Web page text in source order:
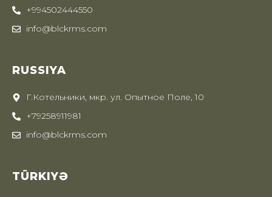
+994502444550
info@blckrms.com
RUSSIYA
Г.Котельники, мкр. ул. Опытное Поле, 10
+79258911981
info@blckrms.com
TÜRKIYƏ